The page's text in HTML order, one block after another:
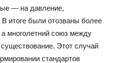
— на давление,
итоге были отозваны более
многолетний союз между
Этот случай
стандартов